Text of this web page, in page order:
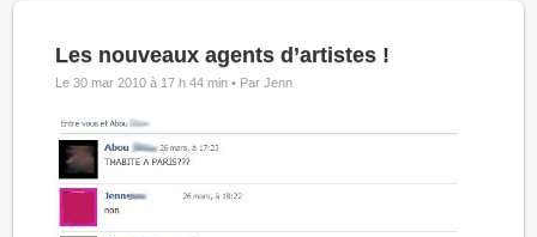
Les nouveaux agents d’artistes !
Le 30 mar 2010 à 17 h 44 min • Par Jenn